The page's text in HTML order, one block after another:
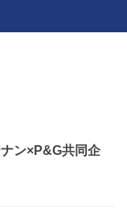
ン×P&G共同企